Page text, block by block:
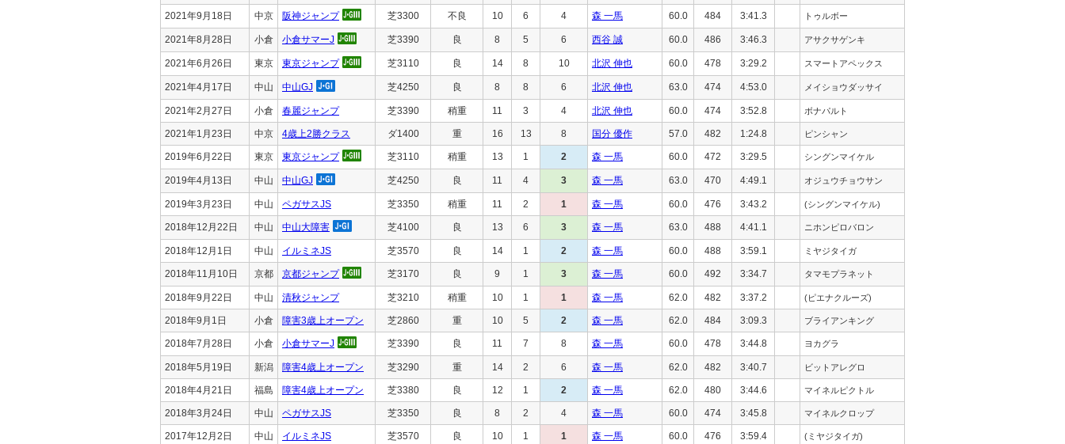
2021年9月18日 中京 阪神ジャンプ 芝3300 不良 10 6 4 森 一馬 60.0 484 3:41.3 トゥルボー
2021年8月28日 小倉 小倉サマーJ 芝3390 良 8 5 6 西谷 誠 60.0 486 3:46.3 アサクサゲンキ
2021年6月26日 東京 東京ジャンプ 芝3110 良 14 8 10 北沢 伸也 60.0 478 3:29.2 スマートアペックス
2021年4月17日 中山 中山GJ 芝4250 良 8 8 6 北沢 伸也 63.0 474 4:53.0 メイショウダッサイ
2021年2月27日 小倉 春麗ジャンプ 芝3390 稍重 11 3 4 北沢 伸也 60.0 474 3:52.8 ボナパルト
2021年1月23日 中京 4歳上2勝クラス ダ1400 重 16 13 8 国分 優作 57.0 482 1:24.8 ピンシャン
2019年6月22日 東京 東京ジャンプ 芝3110 稍重 13 1 2 森 一馬 60.0 472 3:29.5 シングンマイケル
2019年4月13日 中山 中山GJ 芝4250 良 11 4 3 森 一馬 63.0 470 4:49.1 オジュウチョウサン
2019年3月23日 中山 ペガサスJS 芝3350 稍重 11 2 1 森 一馬 60.0 476 3:43.2 (シングンマイケル)
2018年12月22日 中山 中山大障害 芝4100 良 13 6 3 森 一馬 63.0 488 4:41.1 ニホンピロバロン
2018年12月1日 中山 イルミネJS 芝3570 良 14 1 2 森 一馬 60.0 488 3:59.1 ミヤジタイガ
2018年11月10日 京都 京都ジャンプ 芝3170 良 9 1 3 森 一馬 60.0 492 3:34.7 タマモプラネット
2018年9月22日 中山 清秋ジャンプ 芝3210 稍重 10 1 1 森 一馬 62.0 482 3:37.2 (ピエナクルーズ)
2018年9月1日 小倉 障害3歳上オープン 芝2860 重 10 5 2 森 一馬 62.0 484 3:09.3 ブライアンキング
2018年7月28日 小倉 小倉サマーJ 芝3390 良 11 7 8 森 一馬 60.0 478 3:44.8 ヨカグラ
2018年5月19日 新潟 障害4歳上オープン 芝3290 重 14 2 6 森 一馬 62.0 482 3:40.7 ビットアレグロ
2018年4月21日 福島 障害4歳上オープン 芝3380 良 12 1 2 森 一馬 62.0 480 3:44.6 マイネルピクトル
2018年3月24日 中山 ペガサスJS 芝3350 良 8 2 4 森 一馬 60.0 474 3:45.8 マイネルクロップ
2017年12月2日 中山 イルミネJS 芝3570 良 10 1 1 森 一馬 60.0 476 3:59.4 (ミヤジタイガ)